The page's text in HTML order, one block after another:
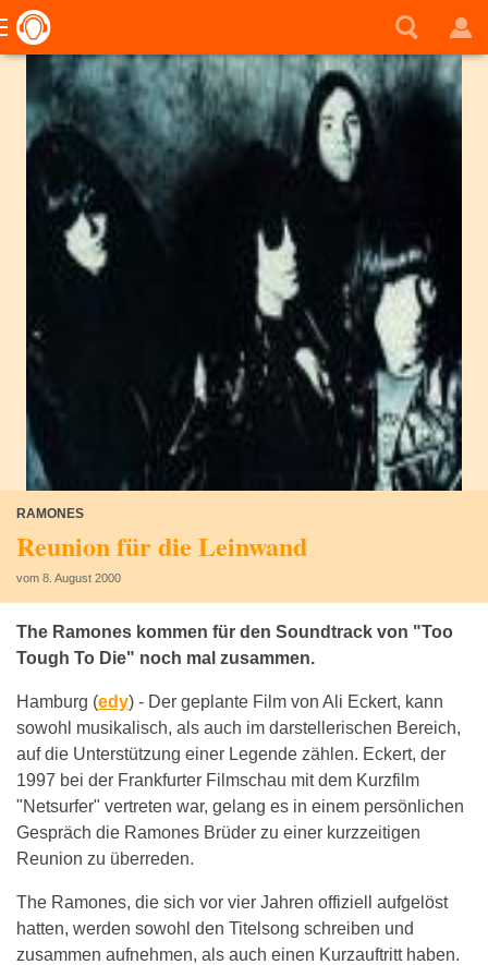
RAMONES
Reunion für die Leinwand
vom 8. August 2000
The Ramones kommen für den Soundtrack von "Too
Tough To Die" noch mal zusammen.
Hamburg (edy) - Der geplante Film von Ali Eckert, kann
sowohl musikalisch, als auch im darstellerischen Bereich,
auf die Unterstützung einer Legende zählen. Eckert, der
1997 bei der Frankfurter Filmschau mit dem Kurzfilm
"Netsurfer" vertreten war, gelang es in einem persönlichen
Gespräch die Ramones Brüder zu einer kurzzeitigen
Reunion zu überreden.
The Ramones, die sich vor vier Jahren offiziell aufgelöst
hatten, werden sowohl den Titelsong schreiben und
zusammen aufnehmen, als auch einen Kurzauftritt haben.